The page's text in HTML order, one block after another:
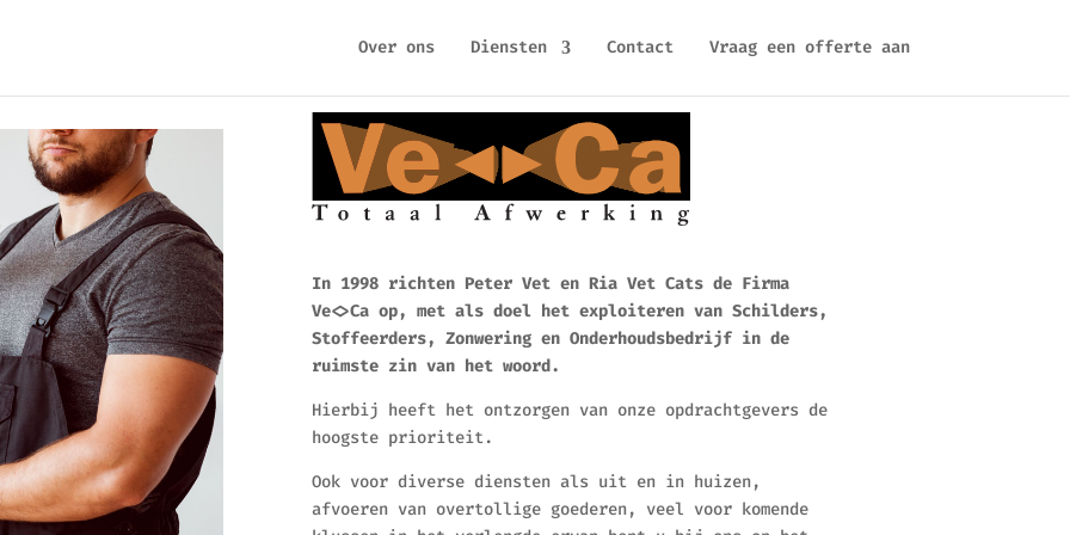
Over ons Diensten Contact Vraag een offerte aan
In 1998 richten Peter Vet en Ria Vet Cats de Firma
Ve<>Ca op, met als doel het exploiteren van Schilders,
Stoffeerders, Zonwering en Onderhoudsbedrijf in de
ruimste zin van het woord.
Hierbij heeft het ontzorgen van onze opdrachtgevers de
hoogste prioriteit.
Ook voor diverse diensten als uit en in huizen,
afvoeren van overtollige goederen, veel voor komende